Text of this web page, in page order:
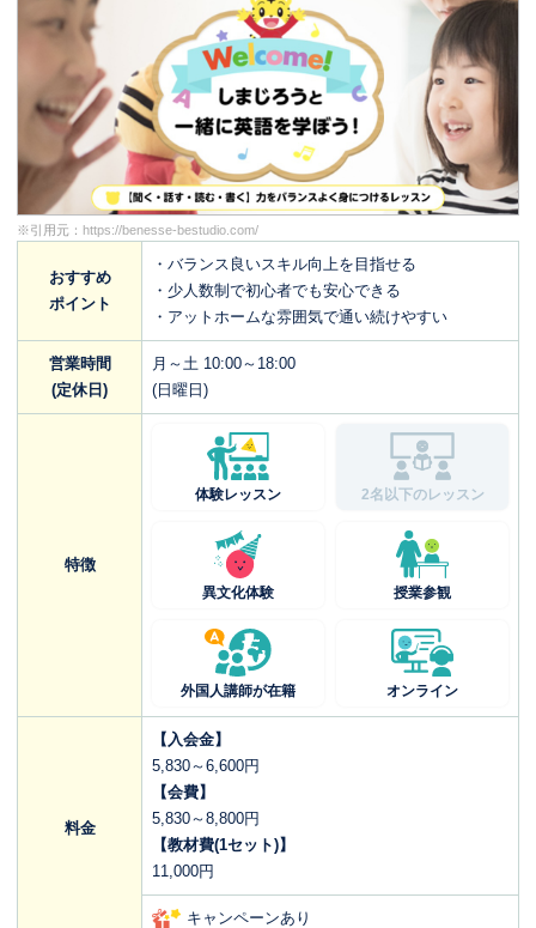
※引用元： https://benesse-bestudio.com/
おすすめ
ポイント
・バランス良いスキル向上を目指せる
・少人数制で初心者でも安心できる
・アットホームな雰囲気で通い続けやすい
営業時間
(定休日)
月～土 10:00～18:00
(日曜日)
特徴
体験レッスン 2名以下のレッスン
異文化体験 授業参観
外国人講師が在籍 オンライン
料金
【入会金】
5,830～6,600円
【会費】
5,830～8,800円
【教材費(1セット)】
11,000円
キャンペーンあり